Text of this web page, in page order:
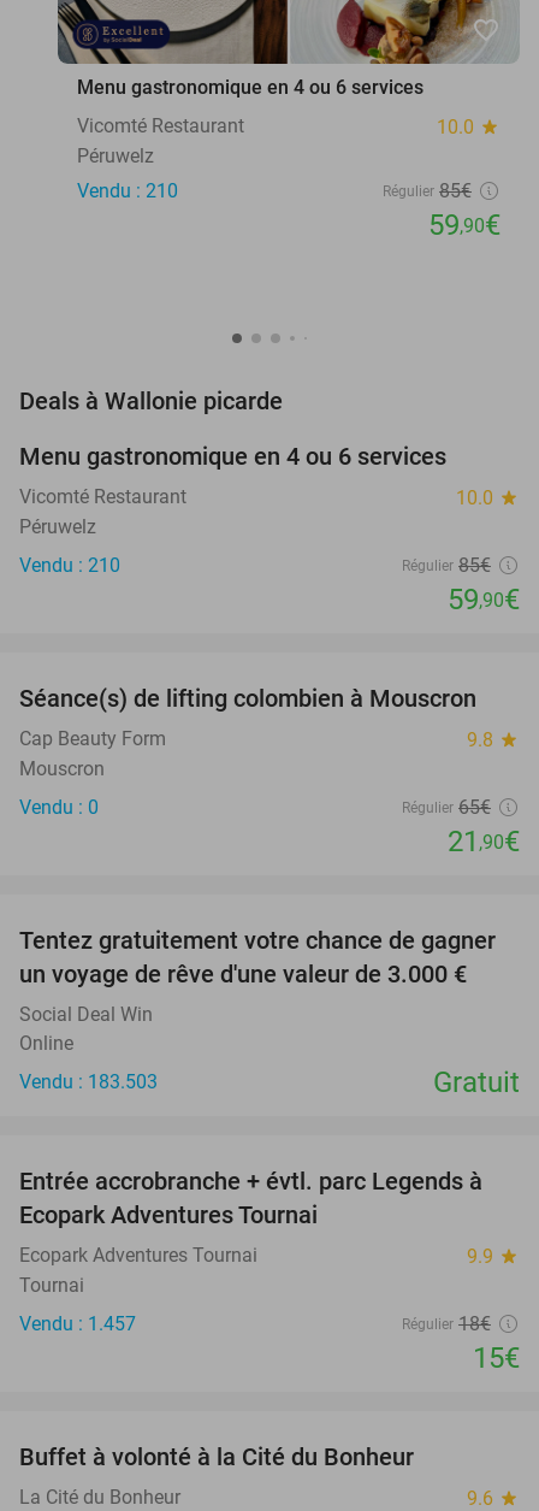
favorite_border
Menu gastronomique en 4 ou 6 services
Vicomté Restaurant
10.0 star
Péruwelz
Vendu : 210
Régulier 85€
59,90€
Deals à Wallonie picarde
Menu gastronomique en 4 ou 6 services
Vicomté Restaurant 10.0 star
Péruwelz
Vendu : 210
Régulier 85€
59,90€
66%
TODAY
Séance(s) de lifting colombien à Mouscron
Cap Beauty Form 9.8 star
Mouscron
Vendu : 0
Régulier 65€
21 ,90€
Tentez gratuitement votre chance de gagner
un voyage de rêve d'une valeur de 3.000 €
Social Deal Win
Online
Vendu : 183.503
Gratuit
17%
Entrée accrobranche + évtl. parc Legends à
Ecopark Adventures Tournai
Ecopark Adventures Tournai 9.9 star
Tournai
Vendu : 1.457
Régulier 18€
15€
Buffet à volonté à la Cité du Bonheur
La Cité du Bonheur 9.6 star